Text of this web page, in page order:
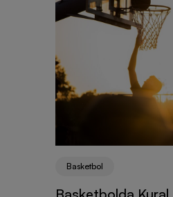
Basketbol